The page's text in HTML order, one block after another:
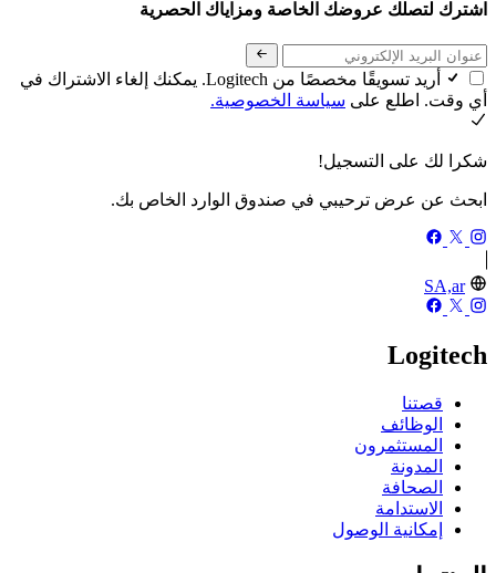
اشترك لتصلك عروضك الخاصة ومزاياك الحصرية
أريد تسويقًا مخصصًا من Logitech. يمكنك إلغاء الاشتراك في
أي وقت. اطلع على سياسة الخصوصية.
شكرا لك على التسجيل!
ابحث عن عرض ترحيبي في صندوق الوارد الخاص بك.
SA,ar
Logitech
قصتنا
الوظائف
المستثمرون
المدونة
الصحافة
الاستدامة
إمكانية الوصول